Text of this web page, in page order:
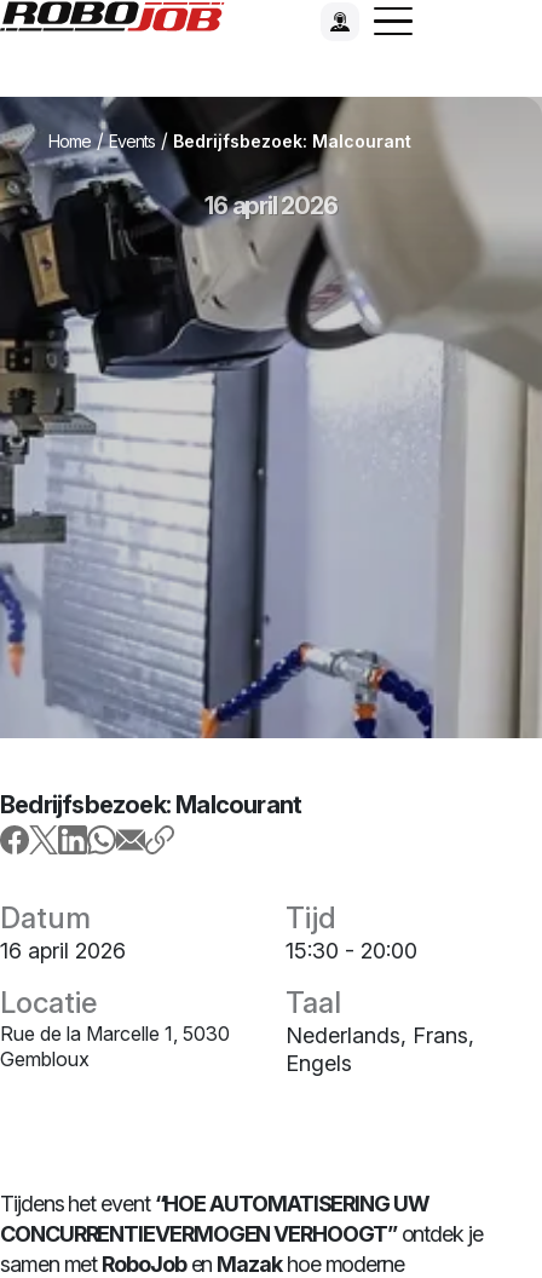
Home /Events /Bedrijfsbezoek: Malcourant
16 april 2026
Bedrijfsbezoek: Malcourant
Datum
16 april 2026
Tijd
15:30 - 20:00
Locatie
Rue de la Marcelle 1, 5030
Gembloux
Taal
Nederlands, Frans,
Engels
Tijdens het event“HOE AUTOMATISERING UW
CONCURRENTIEVERMOGEN VERHOOGT”ontdek je
samen metRoboJoben Mazakhoe moderne